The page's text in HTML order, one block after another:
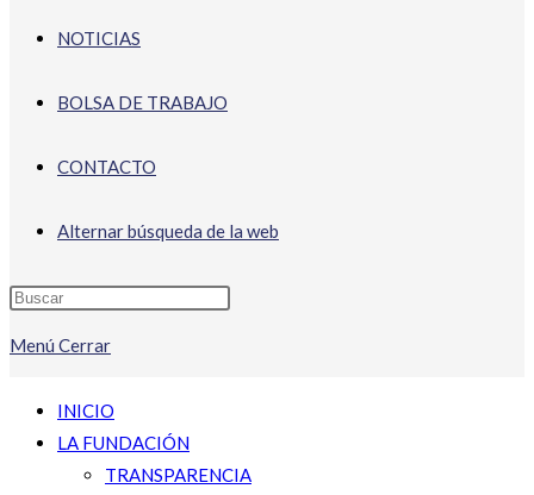
NOTICIAS
BOLSA DE TRABAJO
CONTACTO
Alternar búsqueda de la web
Menú Cerrar
INICIO
LA FUNDACIÓN
TRANSPARENCIA